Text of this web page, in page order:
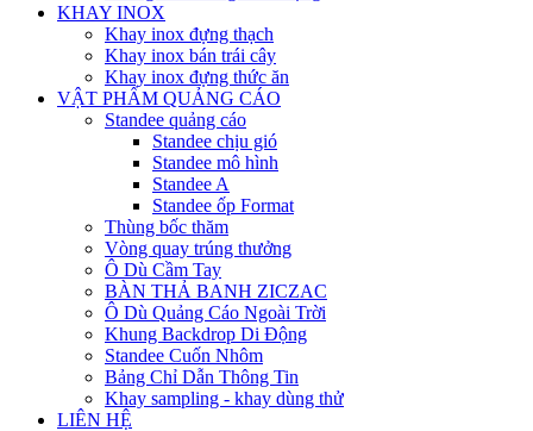
KHAY INOX
Khay inox đựng thạch
Khay inox bán trái cây
Khay inox đựng thức ăn
VẬT PHẨM QUẢNG CÁO
Standee quảng cáo
Standee chịu gió
Standee mô hình
Standee A
Standee ốp Format
Thùng bốc thăm
Vòng quay trúng thưởng
Ô Dù Cầm Tay
BÀN THẢ BANH ZICZAC
Ô Dù Quảng Cáo Ngoài Trời
Khung Backdrop Di Động
Standee Cuốn Nhôm
Bảng Chỉ Dẫn Thông Tin
Khay sampling - khay dùng thử
LIÊN HỆ